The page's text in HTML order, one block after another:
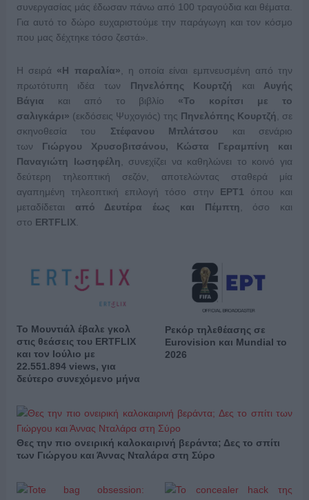
συνεργασίας μάς έδωσαν πάνω από 100 τραγούδια και θέματα.
Για αυτό το δώρο ευχαριστούμε την παράγωγη και τον κόσμο
που μας δέχτηκε τόσο ζεστά».
Η σειρά «Η παραλία» , η οποία είναι εμπνευσμένη από την
πρωτότυπη ιδέα των Πηνελόπης Κουρτζή και Αυγής
Βάγια και από το βιβλίο «Το κορίτσι με το
σαλιγκάρι» (εκδόσεις Ψυχογιός) της Πηνελόπης Κουρτζή , σε
σκηνοθεσία του Στέφανου Μπλάτσου και σενάριο
των Γιώργου Χρυσοβιτσάνου, Κώστα Γεραμπίνη και
Παναγιώτη Ιωσηφέλη , συνεχίζει να καθηλώνει το κοινό για
δεύτερη τηλεοπτική σεζόν, αποτελώντας σταθερά μία
αγαπημένη τηλεοπτική επιλογή τόσο στην ΕΡΤ1
όπου και
μεταδίδεται από Δευτέρα έως και Πέμπτη , όσο και
στο ERTFLIX.
Το Μουντιάλ έβαλε γκολ
στις θεάσεις του ERTFLIX
και τον Ιούλιο με
22.551.894 views, για
δεύτερο συνεχόμενο μήνα
Ρεκόρ τηλεθέασης σε
Eurovision και Mundial το
2026
Θες την πιο ονειρική καλοκαιρινή βεράντα; Δες το σπίτι
των Γιώργου και Άννας Νταλάρα στη Σύρο